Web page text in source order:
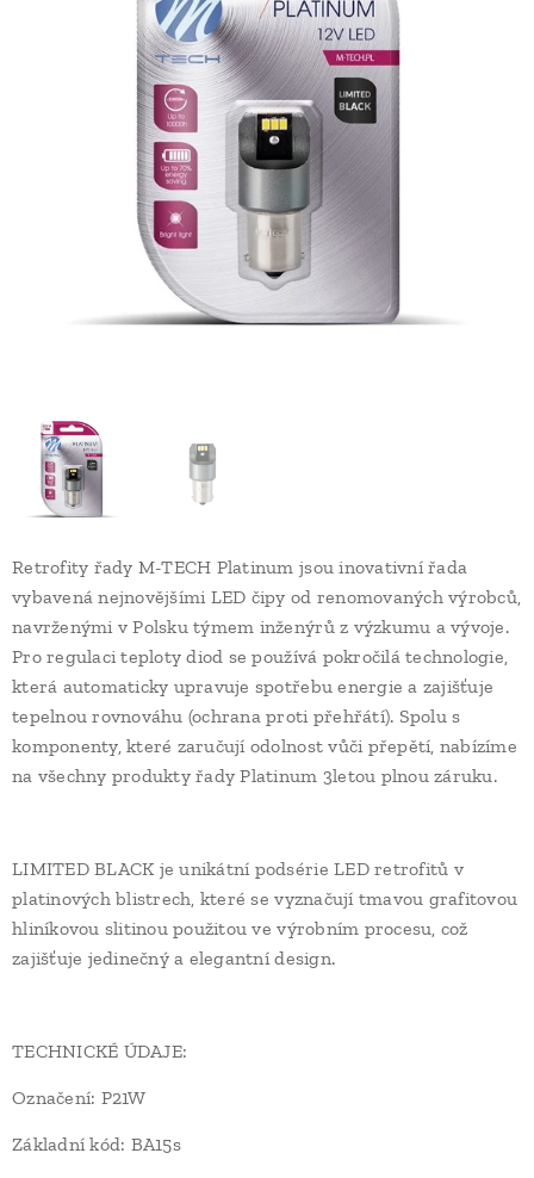
Retrofity řady M-TECH Platinum jsou inovativní řada
vybavená nejnovějšími LED čipy od renomovaných výrobců,
navrženými v Polsku týmem inženýrů z výzkumu a vývoje.
Pro regulaci teploty diod se používá pokročilá technologie,
která automaticky upravuje spotřebu energie a zajišťuje
tepelnou rovnováhu (ochrana proti přehřátí). Spolu s
komponenty, které zaručují odolnost vůči přepětí, nabízíme
na všechny produkty řady Platinum 3letou plnou záruku.
LIMITED BLACK je unikátní podsérie LED retrofitů v
platinových blistrech, které se vyznačují tmavou grafitovou
hliníkovou slitinou použitou ve výrobním procesu, což
zajišťuje jedinečný a elegantní design.
TECHNICKÉ ÚDAJE:
Označení: P21W
Základní kód: BA15s